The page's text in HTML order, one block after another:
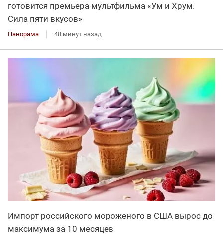
готовится премьера мультфильма «Ум и Хрум.
Сила пяти вкусов»
Панорама 48 минут назад
Импорт российского мороженого в США вырос до
максимума за 10 месяцев